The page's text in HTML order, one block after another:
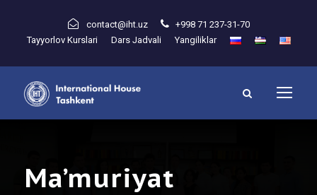
contact@iht.uz
+998 71 237-31-70
Tayyorlov Kurslari
Dars Jadvali Yangiliklar
Ma’muriyat